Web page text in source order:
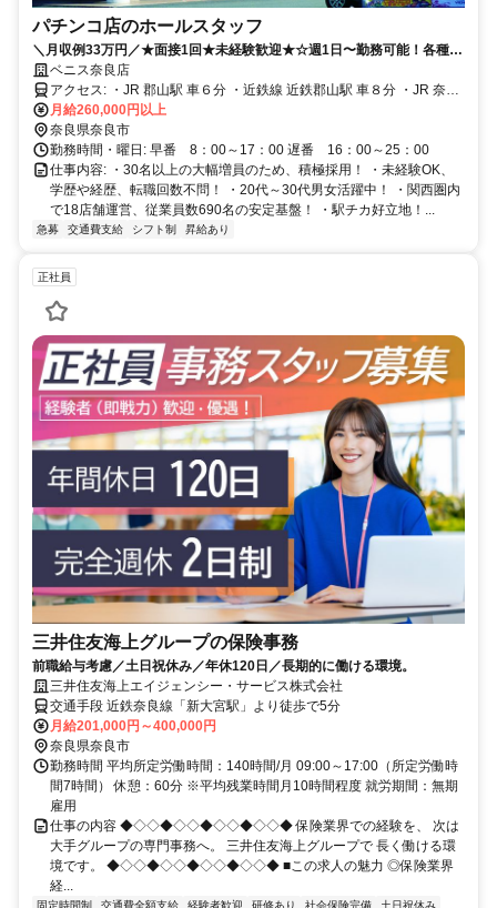
パチンコ店のホールスタッフ
＼月収例33万円／★面接1回★未経験歓迎★☆週1日〜勤務可能！各種手
当充実
ベニス奈良店
アクセス: ・JR 郡山駅 車６分 ・近鉄線 近鉄郡山駅 車８分 ・JR 奈良
駅 車１１分
月給260,000円以上
奈良県奈良市
勤務時間・曜日: 早番 8：00～17：00 遅番 16：00～25：00
仕事内容: ・30名以上の大幅増員のため、積極採用！ ・未経験OK、
学歴や経歴、転職回数不問！ ・20代～30代男女活躍中！ ・関西圏内
で18店舗運営、従業員数690名の安定基盤！ ・駅チカ好立地！...
急募 交通費支給 シフト制 昇給あり
正社員
三井住友海上グループの保険事務
前職給与考慮／土日祝休み／年休120日／長期的に働ける環境。
三井住友海上エイジェンシー・サービス株式会社
交通手段 近鉄奈良線「新大宮駅」より徒歩で5分
月給201,000円～400,000円
奈良県奈良市
勤務時間 平均所定労働時間：140時間/月 09:00～17:00（所定労働時
間7時間） 休憩：60分 ※平均残業時間月10時間程度 就労期間：無期
雇用
仕事の内容 ◆◇◇◆◇◇◆◇◇◆◇◇◆ 保険業界での経験を、 次は
大手グループの専門事務へ。 三井住友海上グループで 長く働ける環
境です。 ◆◇◇◆◇◇◆◇◇◆◇◇◆ ■この求人の魅力 ◎保険業界
経...
固定時間制 交通費全額支給 経験者歓迎 研修あり 社会保険完備 土日祝休み